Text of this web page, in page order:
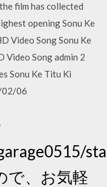
film has collected
opening Sonu Ke
Video Song Sonu Ke
Video Song admin 2
Sonu Ke Titu Ki
02/06
で、お気軽